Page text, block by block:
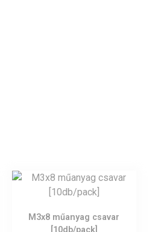
M3x8 műanyag csavar
[10db/pack]